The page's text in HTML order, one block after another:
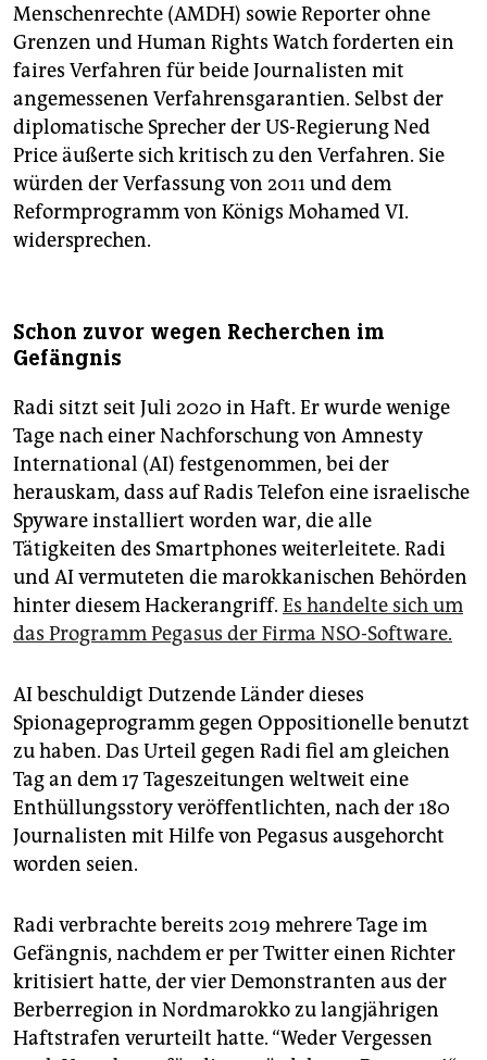
Menschenrechte (AMDH) sowie Reporter ohne
Grenzen und Human Rights Watch forderten ein
faires Verfahren für beide Journalisten mit
angemessenen Verfahrensgarantien. Selbst der
diplomatische Sprecher der US-Regierung Ned
Price äußerte sich kritisch zu den Verfahren. Sie
würden der Verfassung von 2011 und dem
Reformprogramm von Königs Mohamed VI.
widersprechen.
Schon zuvor wegen Recherchen im
Gefängnis
Radi sitzt seit Juli 2020 in Haft. Er wurde wenige
Tage nach einer Nachforschung von Amnesty
International (AI) festgenommen, bei der
herauskam, dass auf Radis Telefon eine israelische
Spyware installiert worden war, die alle
Tätigkeiten des Smartphones weiterleitete. Radi
und AI vermuteten die marokkanischen Behörden
hinter diesem Hackerangriff. Es handelte sich um
das Programm Pegasus der Firma NSO-Software.
AI beschuldigt Dutzende Länder dieses
Spionageprogramm gegen Oppositionelle benutzt
zu haben. Das Urteil gegen Radi fiel am gleichen
Tag an dem 17 Tageszeitungen weltweit eine
Enthüllungsstory veröffentlichten, nach der 180
Journalisten mit Hilfe von Pegasus ausgehorcht
worden seien.
Radi verbrachte bereits 2019 mehrere Tage im
Gefängnis, nachdem er per Twitter einen Richter
kritisiert hatte, der vier Demonstranten aus der
Berberregion in Nordmarokko zu langjährigen
Haftstrafen verurteilt hatte. “Weder Vergessen